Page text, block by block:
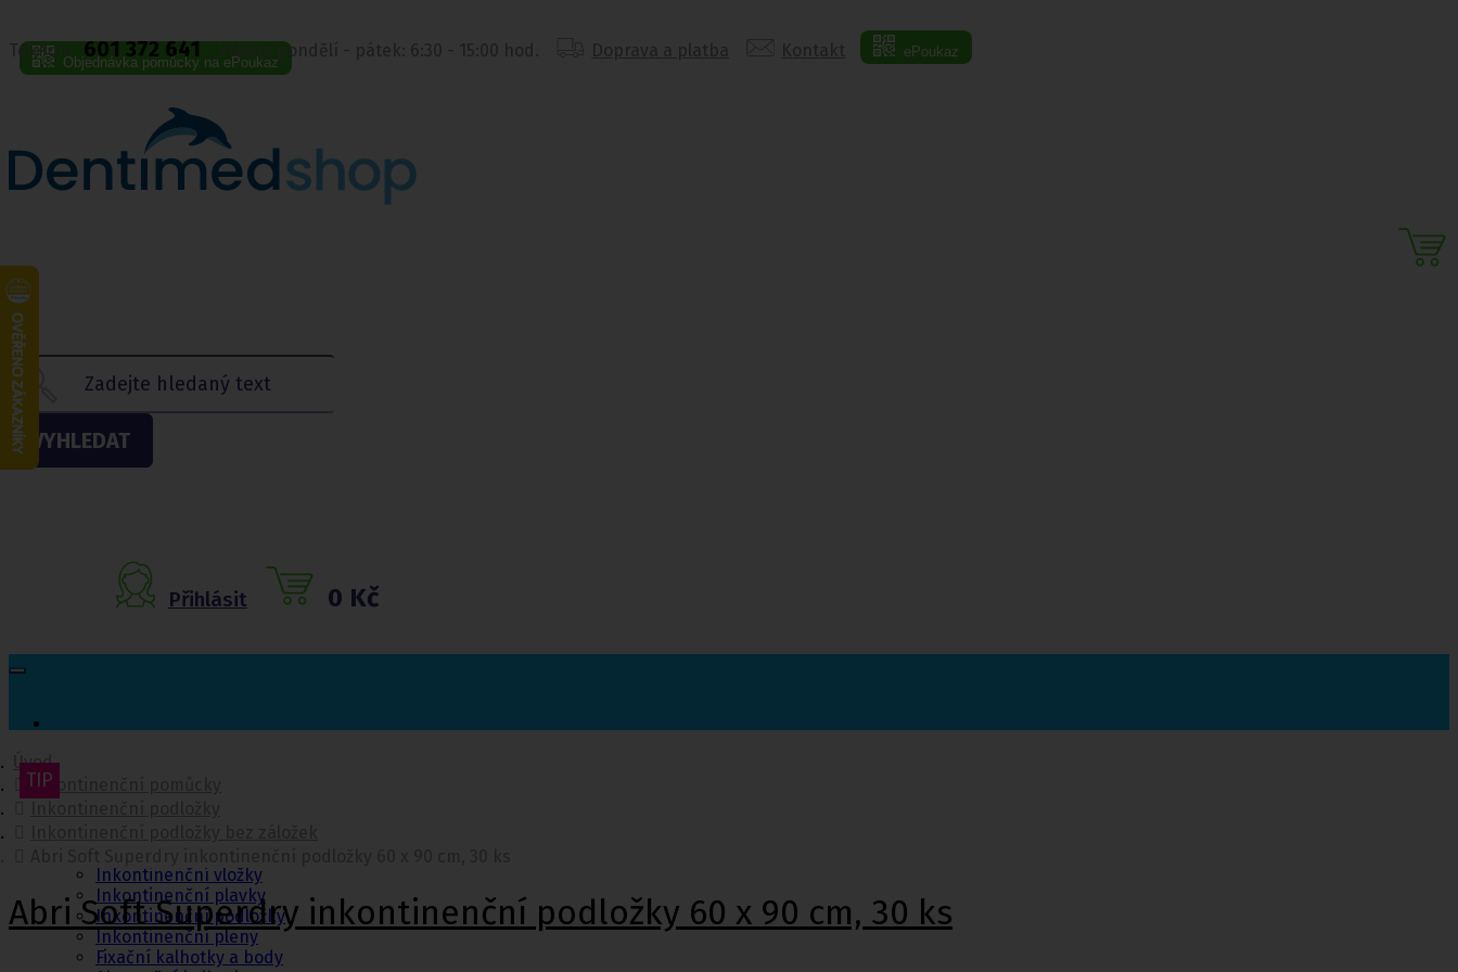
Telefon: 601 372 641 Volejte pondělí - pátek: 6:30 - 15:00 hod. ePoukaz
Objednávka pomůcky na ePoukaz
VYHLEDAT
Přihlásit 0 Kč
Inkontinenční vložky
Inkontinenční plavky
Inkontinenční podložky
Inkontinenční pleny
Fixační kalhotky a body
Úvod
Inkontinenční pomůcky
Abri Soft Superdry inkontinenční podložky 60 x 90 cm, 30 ks
TIP
TIP